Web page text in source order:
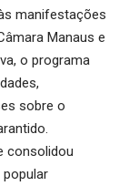
manifestações
Manaus e
o programa
sobre o
consolidou